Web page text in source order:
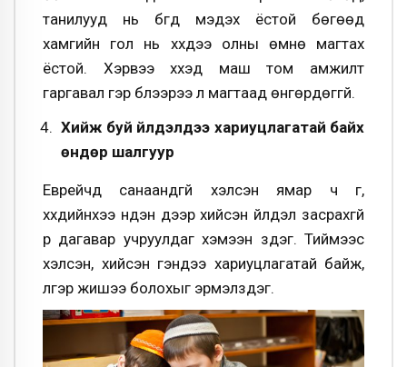
танилууд нь бүгд мэдэх ёстой бөгөөд
хамгийн гол нь хүүхдээ олны өмнө магтах
ёстой. Хэрвээ хүүхэд маш том амжилт
гаргавал гэр бүлээрээ л магтаад өнгөрдөггүй.
Хийж буй үйлдэлдээ хариуцлагатай байх
өндөр шалгуур
Еврейчүүд санаандгүй хэлсэн ямар ч үг,
хүүхдийнхээ нүдэн дээр хийсэн үйлдэл засрахгүй
үр дагавар учруулдаг хэмээн үздэг. Тиймээс
хэлсэн, хийсэн үгэндээ хариуцлагатай байж,
үлгэр жишээ болохыг эрмэлздэг.